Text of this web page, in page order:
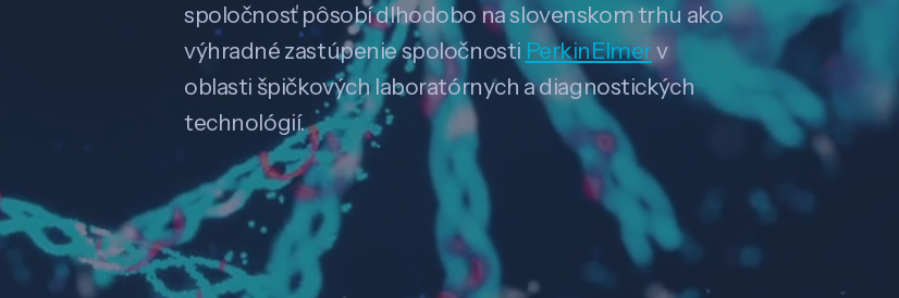
spoločnosť pôsobí dlhodobo na slovenskom trhu ako
výhradné zastúpenie spoločnosti PerkinElmerv
oblasti špičkových laboratórnych a diagnostických
technológií.